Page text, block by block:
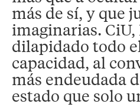
más de sí, y que
imaginarias. CiU,
dilapidado todo
capacidad, al
más endeudada
estado que solo